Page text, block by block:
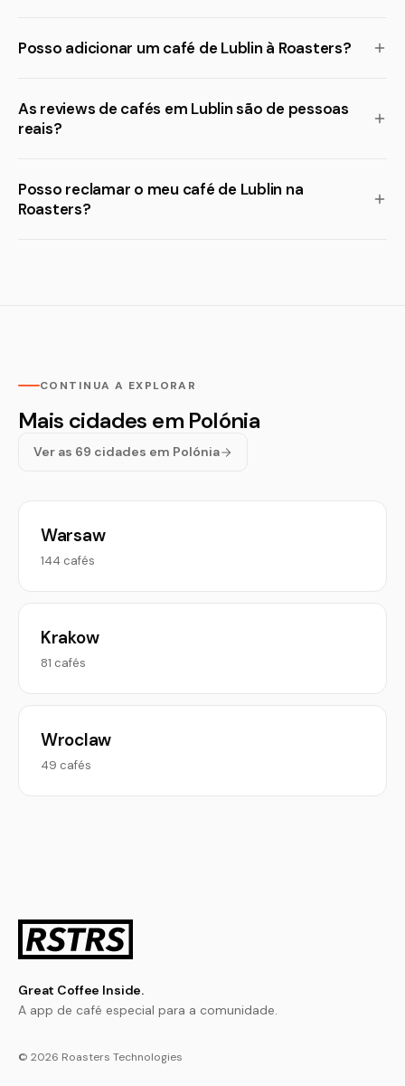
Posso adicionar um café de Lublin à Roasters?
As reviews de cafés em Lublin são de pessoas
reais?
Posso reclamar o meu café de Lublin na
Roasters?
CONTINUA A EXPLORAR
Mais cidades em Polónia
Ver as 69 cidades em Polónia
Warsaw
144 cafés
Krakow
81 cafés
Wroclaw
49 cafés
Great Coffee Inside.
A app de café especial para a comunidade.
© 2026 Roasters Technologies